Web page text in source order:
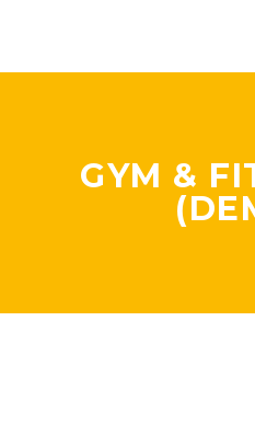
GYM &